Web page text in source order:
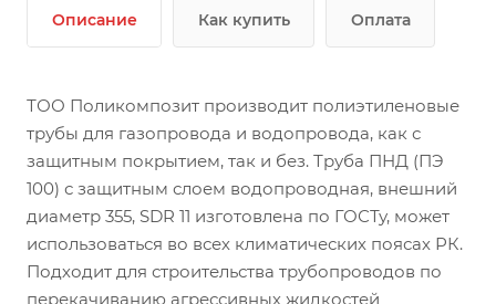
Описание Как купить Оплата
ТОО Поликомпозит производит полиэтиленовые
трубы для газопровода и водопровода, как с
защитным покрытием, так и без. Труба ПНД (ПЭ
100) с защитным слоем водопроводная, внешний
диаметр 355, SDR 11 изготовлена по ГОСТу, может
использоваться во всех климатических поясах РК.
Подходит для строительства трубопроводов по
перекачиванию агрессивных жидкостей